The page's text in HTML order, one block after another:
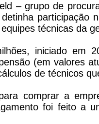
– grupo de
participação
técnicas da
iniciado em
(em valores
de técnicos
comprar a
foi feito a